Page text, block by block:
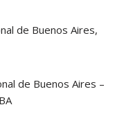
de Buenos Aires,
de Buenos Aires –